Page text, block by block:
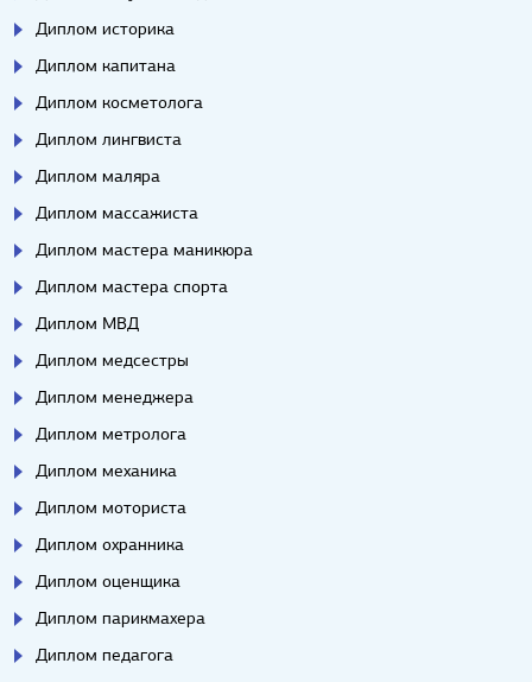
Диплом историка
Диплом капитана
Диплом косметолога
Диплом лингвиста
Диплом маляра
Диплом массажиста
Диплом мастера маникюра
Диплом мастера спорта
Диплом МВД
Диплом медсестры
Диплом менеджера
Диплом метролога
Диплом механика
Диплом моториста
Диплом охранника
Диплом оценщика
Диплом парикмахера
Диплом педагога